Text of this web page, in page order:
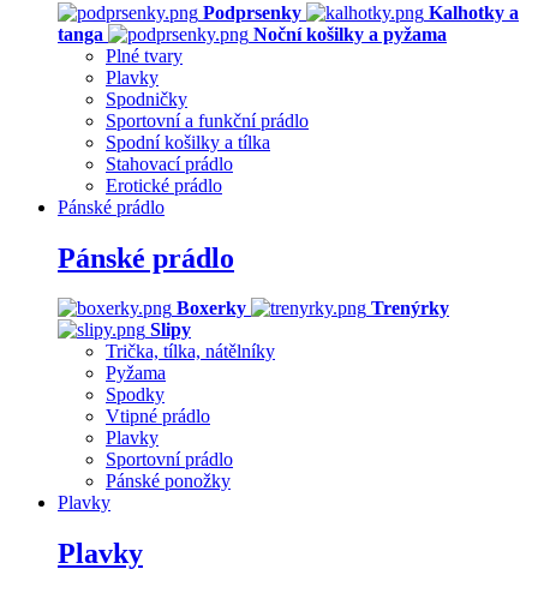
Podprsenky
Kalhotky a
tanga
Noční košilky a pyžama
Plné tvary
Plavky
Spodničky
Sportovní a funkční prádlo
Spodní košilky a tílka
Stahovací prádlo
Erotické prádlo
Pánské prádlo
Pánské prádlo
Boxerky
Trenýrky
Slipy
Trička, tílka, nátělníky
Pyžama
Spodky
Vtipné prádlo
Plavky
Sportovní prádlo
Pánské ponožky
Plavky
Plavky